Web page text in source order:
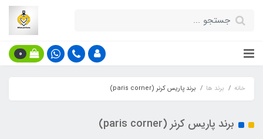
0
خانه برند ها برند پاریس کرنر (paris corner)
برند پاریس کرنر (paris corner)